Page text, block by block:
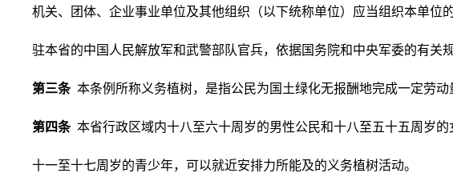
机关、团体、企业事业单位及其他组织（以下统称单位）应当组织本单位
驻本省的中国人民解放军和武警部队官兵，依据国务院和中央军委的有关
第三条本条例所称义务植树，是指公民为国土绿化无报酬地完成一定劳动
第四条 本省行政区域内十八至六十周岁的男性公民和十八至五十五周岁
十一至十七周岁的青少年，可以就近安排力所能及的义务植树活动。